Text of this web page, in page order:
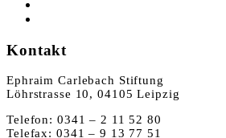
Kontakt
Ephraim Carlebach Stiftung
Löhrstrasse 10, 04105 Leipzig
Telefon: 0341 – 2 11 52 80
Telefax: 0341 – 9 13 77 51